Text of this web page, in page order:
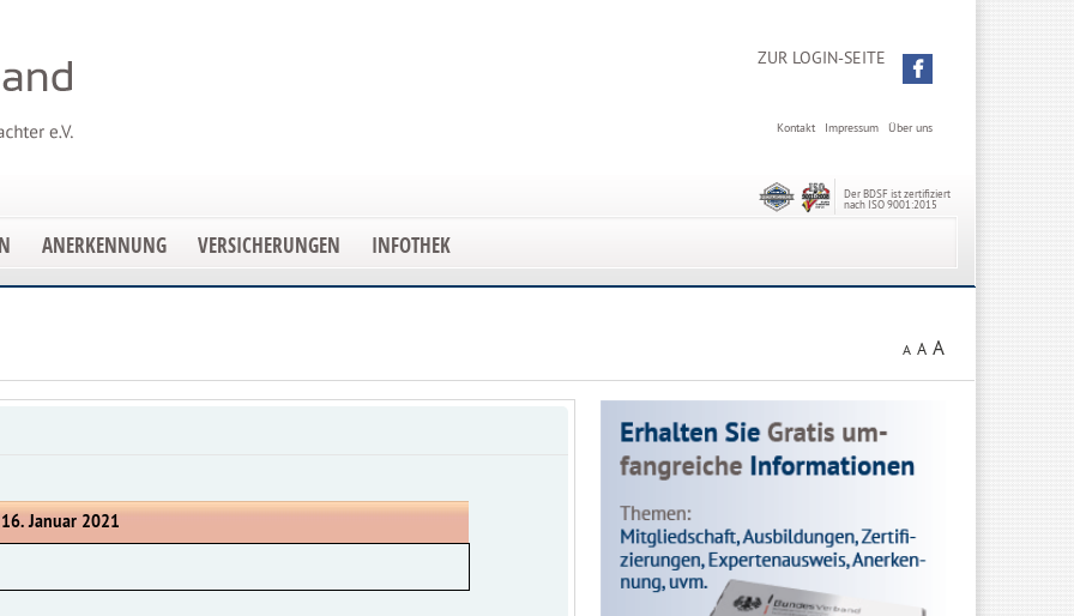
ZUR LOGIN-SEITE
Über uns
Impressum
Kontakt
Der BDSF ist zertifiziert
nach ISO 9001:2015
ANERKENNUNG VERSICHERUNGEN INFOTHEK
A A A
Januar 2021